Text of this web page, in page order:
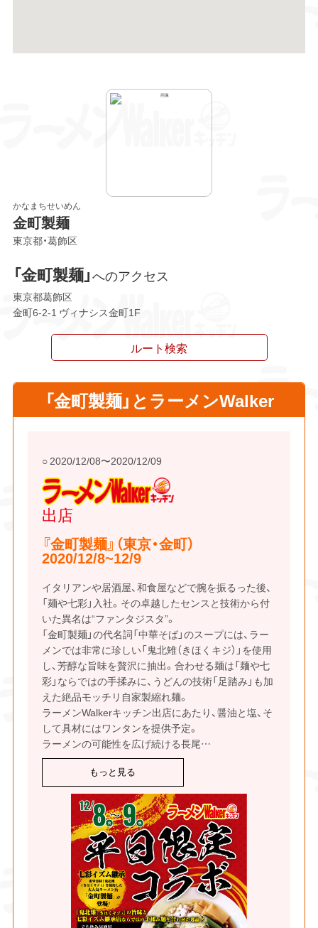
かなまちせいめん
金町製麺
東京都・葛飾区
「金町製麺」へのアクセス
東京都葛飾区
金町6-2-1 ヴィナシス金町1F
ルート検索
「金町製麺」とラーメンWalker
2020/12/08〜2020/12/09
ラーメンWalkerキ
ッチン
出店
『金町製麺』（東京・金町）
2020/12/8~12/9
イタリアンや居酒屋、和食屋などで腕を振るった後、
「麺や七彩」入社。その卓越したセンスと技術から付
いた異名は“ファンタジスタ”。
「金町製麺」の代名詞「中華そば」のスープには、ラー
メンでは非常に珍しい「鬼北雉（きほくキジ）」を使用
し、芳醇な旨味を贅沢に抽出。合わせる麺は「麺や七
彩」ならではの手揉みに、うどんの技術「足踏み」も加
えた絶品モッチリ自家製縮れ麺。
ラーメンWalkerキッチン出店にあたり、醤油と塩、そ
して具材にはワンタンを提供予定。
ラーメンの可能性を広げ続ける長尾…
もっと見る